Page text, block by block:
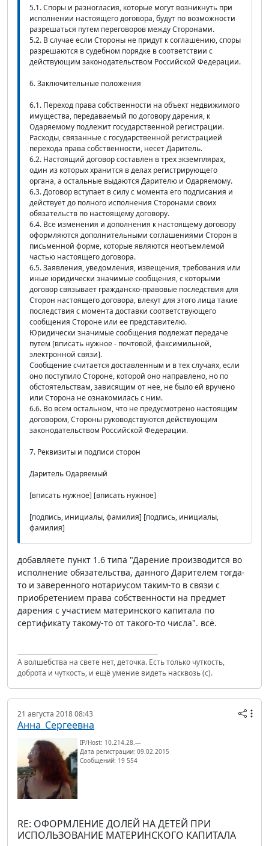
5.1. Споры и разногласия, которые могут возникнуть при
исполнении настоящего договора, будут по возможности
разрешаться путем переговоров между Сторонами.
5.2. В случае если Стороны не придут к соглашению, споры
разрешаются в судебном порядке в соответствии с
действующим законодательством Российской Федерации.
6. Заключительные положения
6.1. Переход права собственности на объект недвижимого
имущества, передаваемый по договору дарения, к
Одаряемому подлежит государственной регистрации.
Расходы, связанные с государственной регистрацией
перехода права собственности, несет Даритель.
6.2. Настоящий договор составлен в трех экземплярах,
один из которых хранится в делах регистрирующего
органа, а остальные выдаются Дарителю и Одаряемому.
6.3. Договор вступает в силу с момента его подписания и
действует до полного исполнения Сторонами своих
обязательств по настоящему договору.
6.4. Все изменения и дополнения к настоящему договору
оформляются дополнительными соглашениями Сторон в
письменной форме, которые являются неотъемлемой
частью настоящего договора.
6.5. Заявления, уведомления, извещения, требования или
иные юридически значимые сообщения, с которыми
договор связывает гражданско-правовые последствия для
Сторон настоящего договора, влекут для этого лица такие
последствия с момента доставки соответствующего
сообщения Стороне или ее представителю.
Юридически значимые сообщения подлежат передаче
путем [вписать нужное - почтовой, факсимильной,
электронной связи].
Сообщение считается доставленным и в тех случаях, если
оно поступило Стороне, которой оно направлено, но по
обстоятельствам, зависящим от нее, не было ей вручено
или Сторона не ознакомилась с ним.
6.6. Во всем остальном, что не предусмотрено настоящим
договором, Стороны руководствуются действующим
законодательством Российской Федерации.
7. Реквизиты и подписи сторон
Даритель Одаряемый
[вписать нужное] [вписать нужное]
[подпись, инициалы, фамилия] [подпись, инициалы,
фамилия]
добавляете пункт 1.6 типа "Дарение производится во
исполнение обязательства, данного Дарителем тогда-
то и заверенного нотариусом таким-то в связи с
приобретением права собственности на предмет
дарения с участием материнского капитала по
сертификату такому-то от такого-то числа". всё.
А волшебства на свете нет, деточка. Есть только чуткость,
доброта и чуткость, и ещё умение видеть насквозь (с).
21 августа 2018 08:43
Анна_Сергеевна
IP/Host: 10.214.28.---
Дата регистрации: 09.02.2015
Сообщений: 19 554
RE: ОФОРМЛЕНИЕ ДОЛЕЙ НА ДЕТЕЙ ПРИ
ИСПОЛЬЗОВАНИЕ МАТЕРИНСКОГО КАПИТАЛА